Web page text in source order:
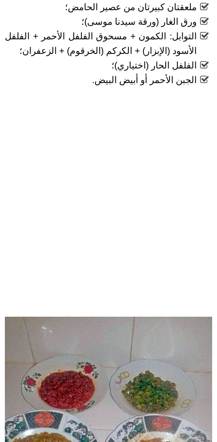
ملعقتان كبيرتان من عصير الحامض؛
ورق الغار (ورقة سيدنا موسى)؛
التوابل: الكمون + مسحوق الفلفل الأحمر + الفلفل
الأسود (الإبزار) + الكركم (الخرقوم) + الزعفران؛
الفلفل الحار (اختياري)؛
الجبن الأحمر أو أبيض البيض.